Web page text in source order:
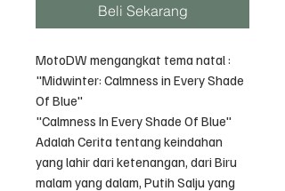
Beli Sekarang
MotoDW mengangkat tema natal :
"Midwinter: Calmness in Every Shade
Of Blue"
"Calmness In Every Shade Of Blue"
Adalah Cerita tentang keindahan
yang lahir dari ketenangan, dari Biru
malam yang dalam, Putih Salju yang